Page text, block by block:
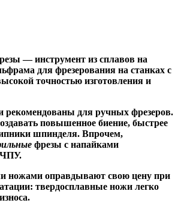
— инструмент из сплавов на
для фрезерования на станках с
точностью изготовления и
рекомендованы для ручных фрезеров.
повышенное биение, быстрее
шпинделя. Впрочем,
фрезы с напайками
ЧПУ.
ножами оправдывают свою цену при
твердосплавные ножи легко